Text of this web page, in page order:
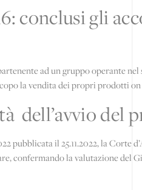
conclusi gli
ad un gruppo operante
la vendita dei propri prodotti
dell’avvio del
pubblicata il 25.11.2022, la
confermando la valutazione del